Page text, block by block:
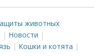
животных
Новости
Кошки и котята